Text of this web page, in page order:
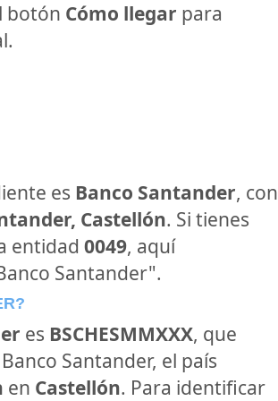
botón Cómo llegar para
es Banco Santander, con
Castellón. Si tienes
entidad 0049, aquí
Santander".
es BSCHESMMXXX, que
Santander, el país
en Castellón. Para identificar